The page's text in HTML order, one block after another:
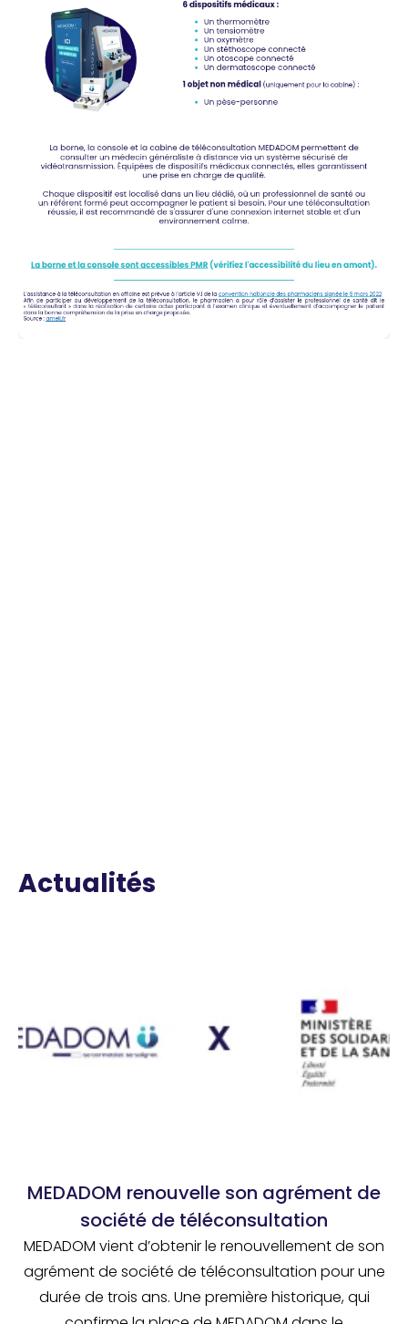
Actualités
MEDADOM renouvelle son agrément de
société de téléconsultation
MEDADOM vient d’obtenir le renouvellement de son
agrément de société de téléconsultation pour une
durée de trois ans. Une première historique, qui